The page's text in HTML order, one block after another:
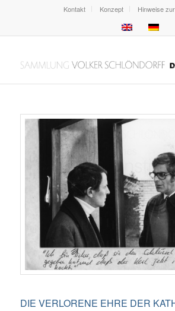
Kontakt Konzept Hinweise
DIE VERLORENE EHRE DER